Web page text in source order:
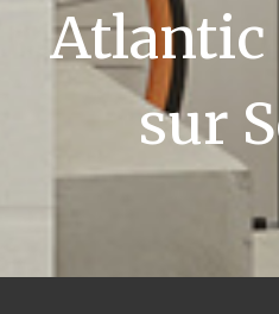
Atlantic
sur